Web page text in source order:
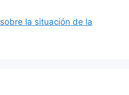
la situación de la